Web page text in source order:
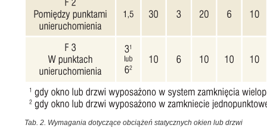
Tab. 2. Wymagania dotyczące obciążeń statycznych okien lub drzwi